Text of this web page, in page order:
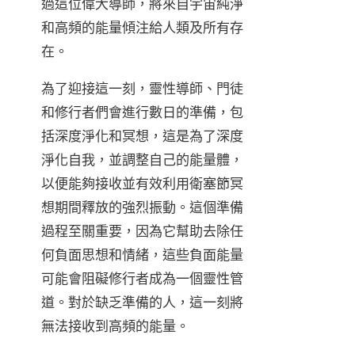
過這位偉大導師，將來自宇宙純淨
和高頻的能量傾注給人類及所有存
在。
為了迎接這一刻，靈性導師、門徒
和修行者們會進行數日的準備，包
括深度淨化和冥想，這是為了深度
淨化自我，並調整自己的能量體，
以便能夠接收並有效利用衛塞節冥
想期間釋放的強烈振動。這個準備
過程至關重要，因為它幫助去除任
何負面思想和情緒，這些負面能量
可能會阻礙修行者成為一個靈性管
道。對於缺乏準備的人，這一刻將
無法接收到高頻的能量。